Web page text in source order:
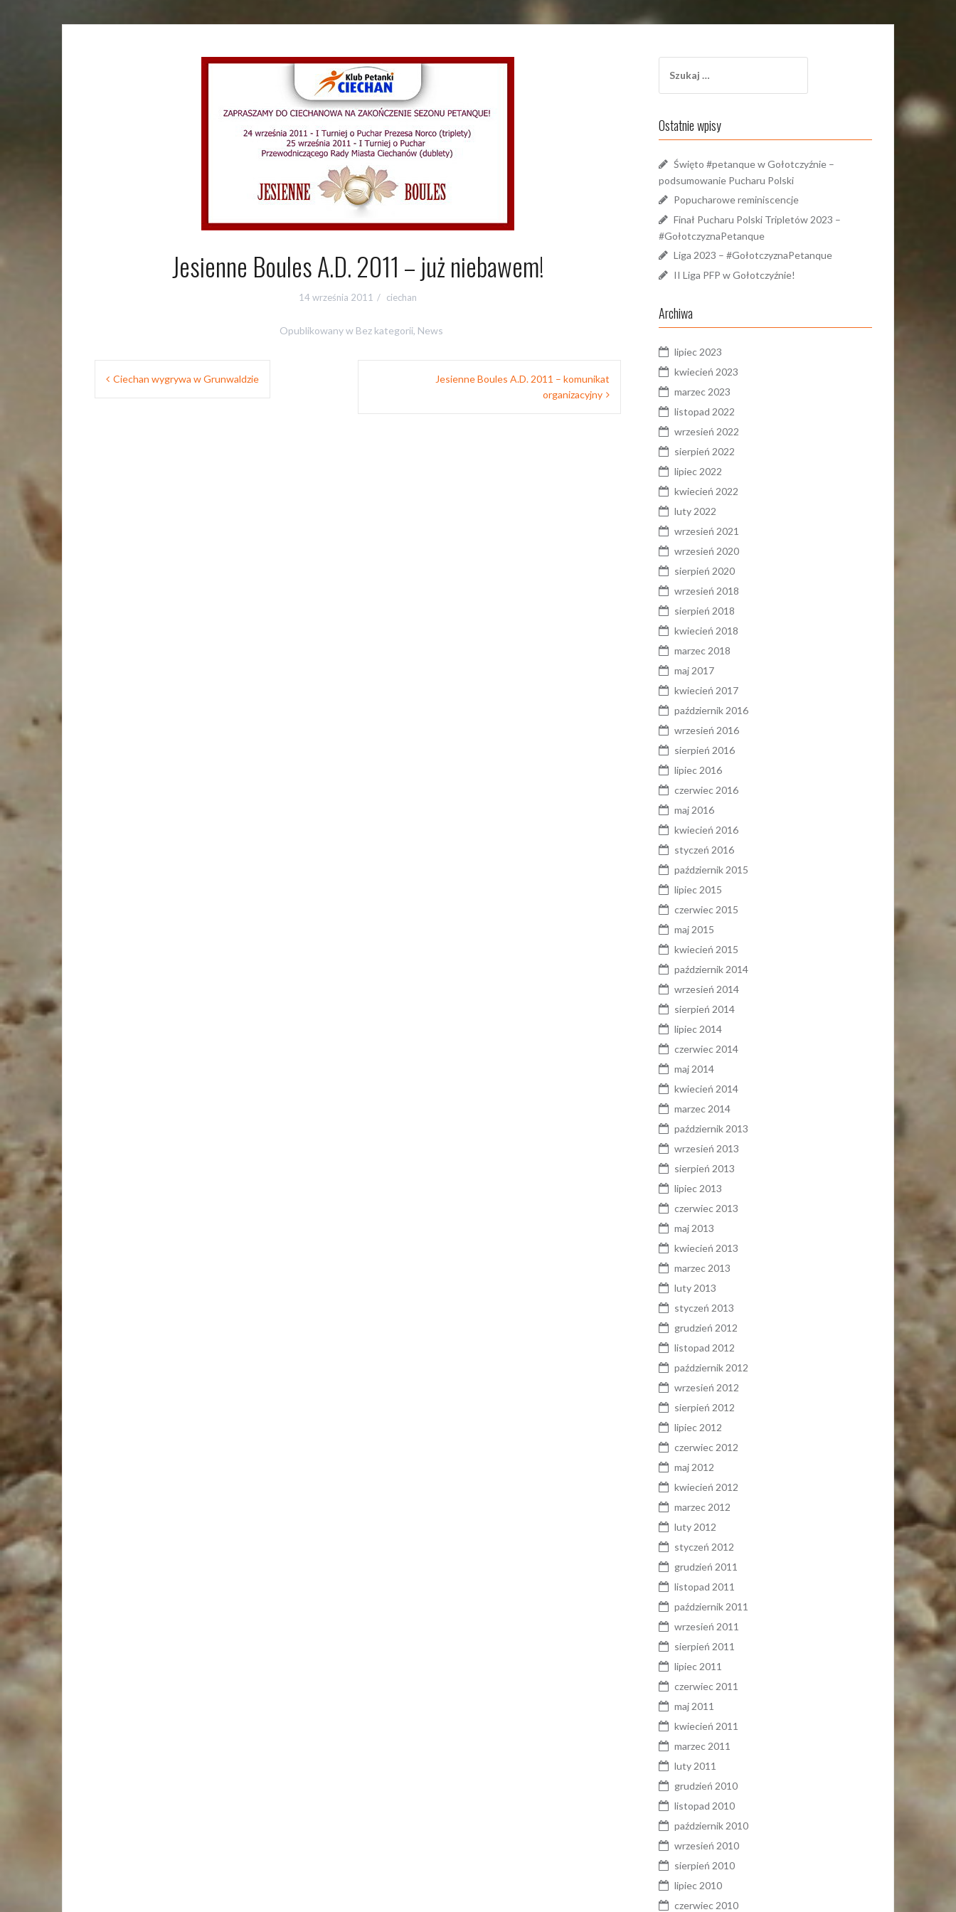
Jesienne Boules A.D. 2011 – już niebawem!
14 września 2011 ciechan
Opublikowany w Bez kategorii, News
Nawigacja
Ciechan wygrywa w Grunwaldzie
Jesienne Boules A.D. 2011 – komunikat
organizacyjny
Ostatnie wpisy
Święto #petanque w Gołotczyźnie –
podsumowanie Pucharu Polski
Popucharowe reminiscencje
Finał Pucharu Polski Tripletów 2023 –
#GołotczyznaPetanque
Liga 2023 – #GołotczyznaPetanque
II Liga PFP w Gołotczyźnie!
Archiwa
lipiec 2023
kwiecień 2023
marzec 2023
listopad 2022
wrzesień 2022
sierpień 2022
lipiec 2022
kwiecień 2022
luty 2022
wrzesień 2021
wrzesień 2020
sierpień 2020
wrzesień 2018
sierpień 2018
kwiecień 2018
marzec 2018
maj 2017
kwiecień 2017
październik 2016
wrzesień 2016
sierpień 2016
lipiec 2016
czerwiec 2016
maj 2016
kwiecień 2016
styczeń 2016
październik 2015
lipiec 2015
czerwiec 2015
maj 2015
kwiecień 2015
październik 2014
wrzesień 2014
sierpień 2014
lipiec 2014
czerwiec 2014
maj 2014
kwiecień 2014
marzec 2014
październik 2013
wrzesień 2013
sierpień 2013
lipiec 2013
czerwiec 2013
maj 2013
kwiecień 2013
marzec 2013
luty 2013
styczeń 2013
grudzień 2012
listopad 2012
październik 2012
wrzesień 2012
sierpień 2012
lipiec 2012
czerwiec 2012
maj 2012
kwiecień 2012
marzec 2012
luty 2012
styczeń 2012
grudzień 2011
listopad 2011
październik 2011
wrzesień 2011
sierpień 2011
lipiec 2011
czerwiec 2011
maj 2011
kwiecień 2011
marzec 2011
luty 2011
grudzień 2010
listopad 2010
październik 2010
wrzesień 2010
sierpień 2010
lipiec 2010
czerwiec 2010